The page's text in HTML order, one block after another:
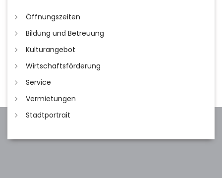
Öffnungszeiten
Bildung und Betreuung
Kulturangebot
Wirtschaftsförderung
Service
Vermietungen
Stadtportrait